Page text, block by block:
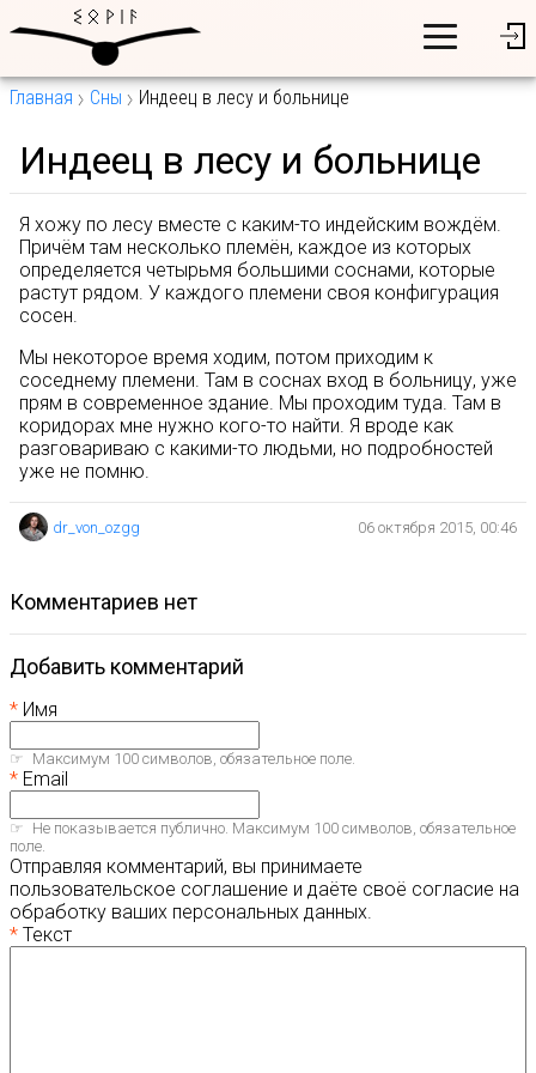
Главная Сны Индеец в лесу и больнице
Индеец в лесу и больнице
Я хожу по лесу вместе с каким-то индейским вождём.
Причём там несколько племён, каждое из которых
определяется четырьмя большими соснами, которые
растут рядом. У каждого племени своя конфигурация
сосен.
Мы некоторое время ходим, потом приходим к
соседнему племени. Там в соснах вход в больницу, уже
прям в современное здание. Мы проходим туда. Там в
коридорах мне нужно кого-то найти. Я вроде как
разговариваю с какими-то людьми, но подробностей
уже не помню.
dr_von_ozgg 06 октября 2015, 00:46
комментариев нет
Добавить комментарий
Имя
Максимум 100 символов, обязательное поле.
Email
Не показывается публично. Максимум 100 символов, обязательное
поле.
Отправляя комментарий, вы принимаете
пользовательское соглашение и даёте своё согласие на
обработку ваших персональных данных.
Текст